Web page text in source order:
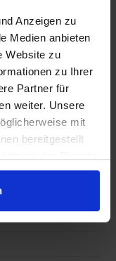
Anzeigen zu
Medien anbieten
Website zu
zu Ihrer
Partner für
weiter. Unsere
mit
bereitgestellt
und
und Selbstliebe